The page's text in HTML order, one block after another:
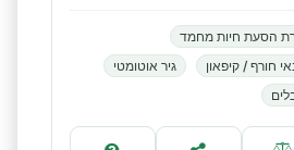
הסעת חיות מחמד
חורף / קיפאון
גיר אוטומטי